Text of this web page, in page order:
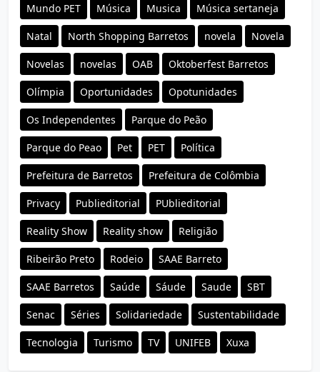
Mundo PET Música Musica Música sertaneja
Natal North Shopping Barretos novela Novela
Novelas novelas OAB Oktoberfest Barretos
Olímpia Oportunidades Opotunidades
Os Independentes Parque do Peão
Parque do Peao Pet PET Política
Prefeitura de Barretos Prefeitura de Colômbia
Privacy Publieditorial PUblieditorial
Reality Show Reality show Religião
Ribeirão Preto Rodeio SAAE Barreto
SAAE Barretos Saúde Sáude Saude SBT
Senac Séries Solidariedade Sustentabilidade
Tecnologia Turismo TV UNIFEB Xuxa